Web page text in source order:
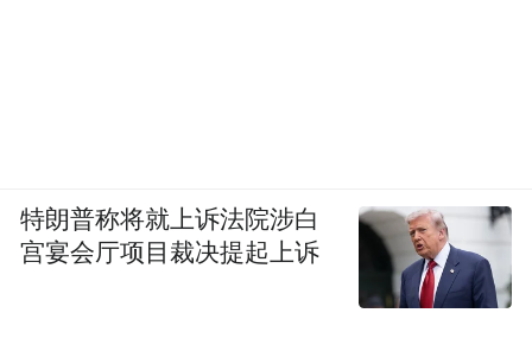
特朗普称将就上诉法院涉白
宫宴会厅项目裁决提起上诉